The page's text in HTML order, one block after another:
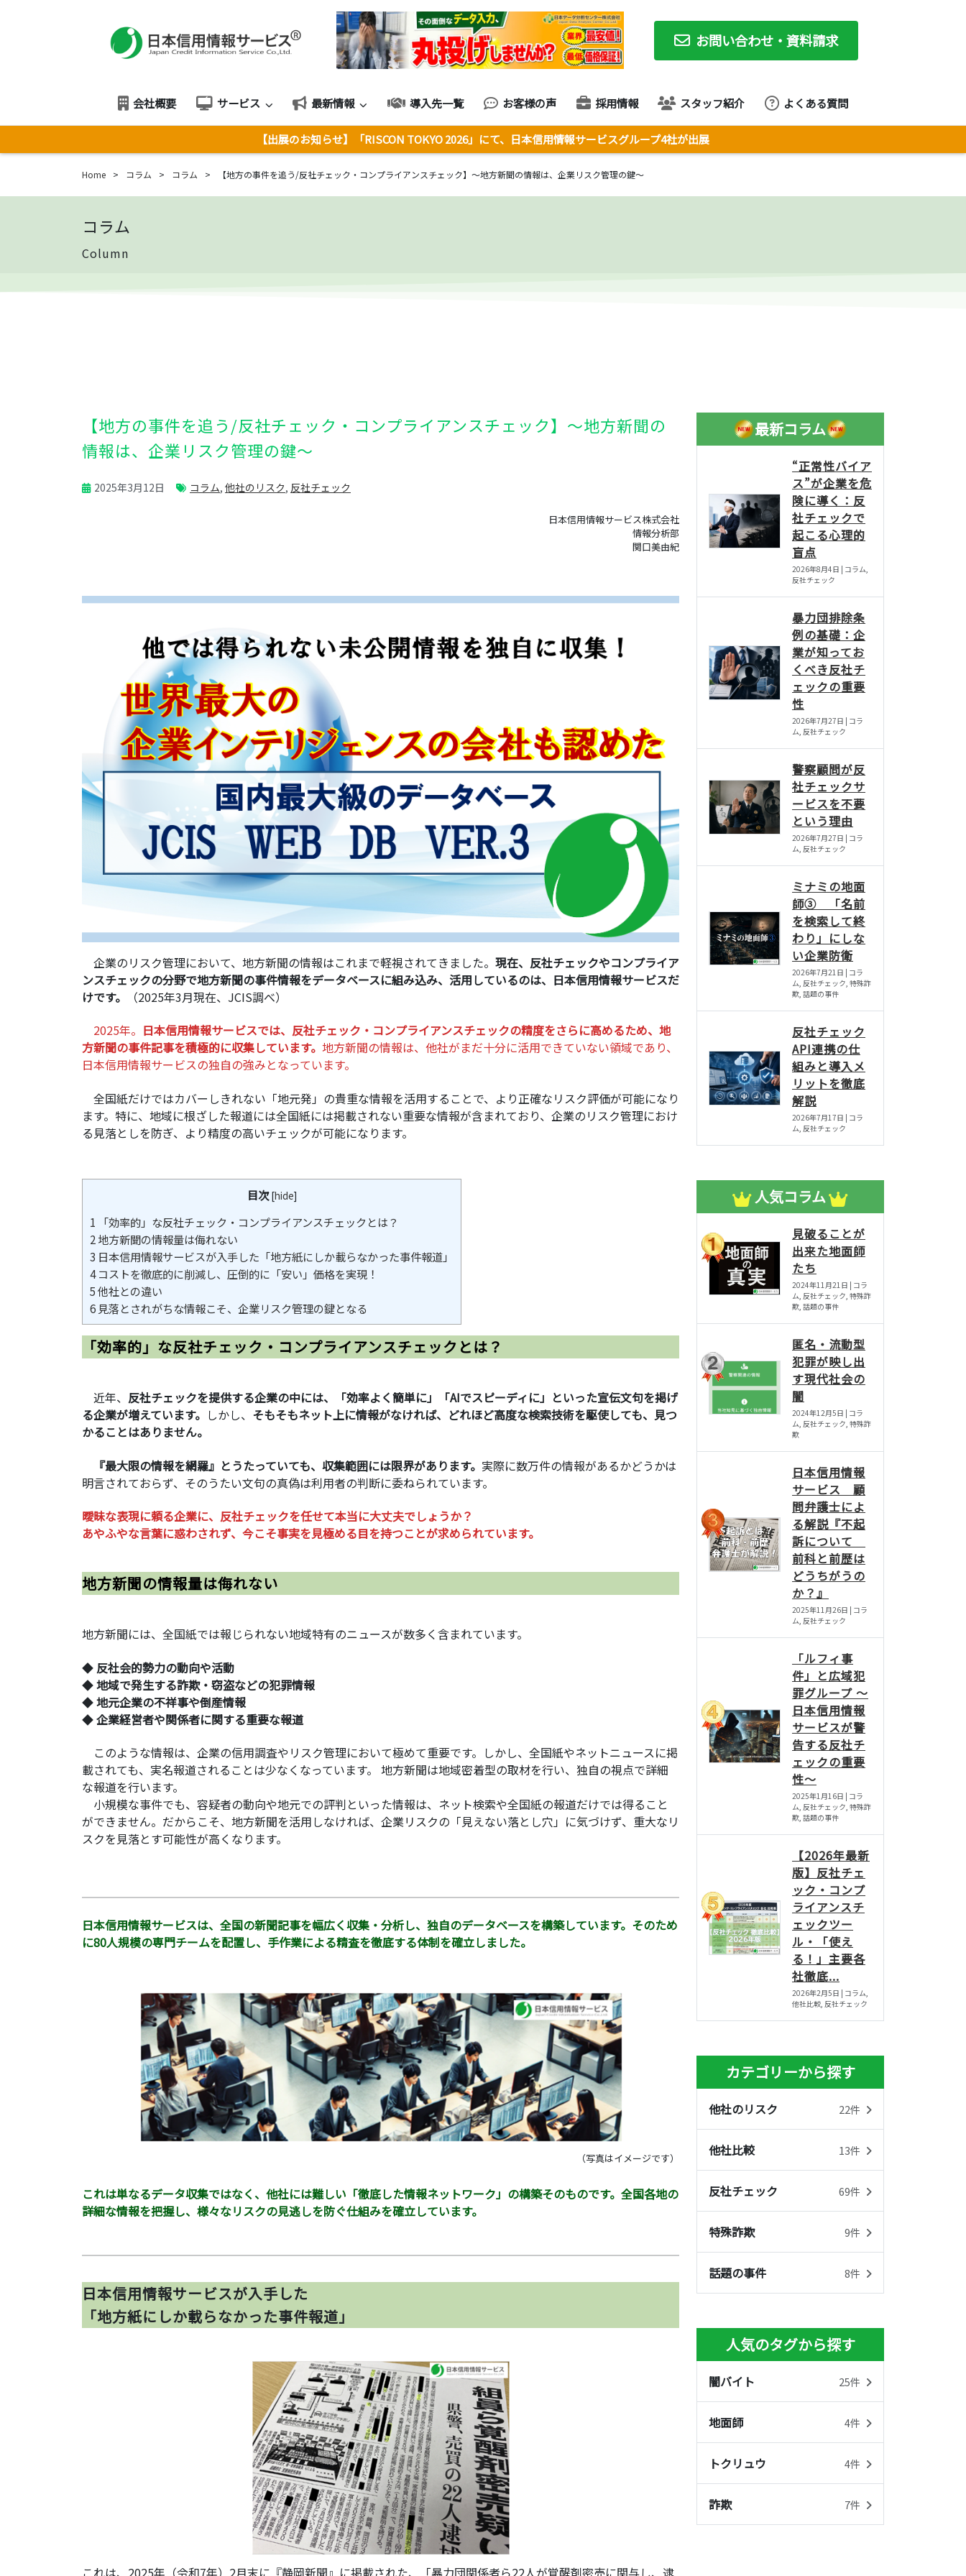
お問い合わせ・資料請求
会社概要 サービス 最新情報 導入先一覧 お客様の声 採用情報 スタッフ紹介 よくある質問
【出展のお知らせ】「RISCON TOKYO 2026」にて、日本信用情報サービスグループ4社が出展
Home > コラム > コラム > 【地方の事件を追う/反社チェック・コンプライアンスチェック】～地方新聞の情報は、企業リスク管理の鍵～
コラム
Column
【地方の事件を追う/反社チェック・コンプライアンスチェック】～地方新聞の
情報は、企業リスク管理の鍵～
2025年3月12日 コラム, 他社のリスク, 反社チェック
日本信用情報サービス株式会社
情報分析部
関口美由紀
企業のリスク管理において、地方新聞の情報はこれまで軽視されてきました。 現在、反社チェックやコンプライア
ンスチェックの分野で地方新聞の事件情報をデータベースに組み込み、活用しているのは、日本信用情報サービスだ
けです。
（2025年3月現在、JCIS調べ）
2025年。 日本信用情報サービスでは、反社チェック・コンプライアンスチェックの精度をさらに高めるため、地
方新聞の事件記事を積極的に収集しています。 地方新聞の情報は、他社がまだ十分に活用できていない領域であり、
日本信用情報サービスの独自の強みとなっています。
全国紙だけではカバーしきれない「地元発」の貴重な情報を活用することで、より正確なリスク評価が可能になり
ます。特に、地域に根ざした報道には全国紙には掲載されない重要な情報が含まれており、企業のリスク管理におけ
る見落としを防ぎ、より精度の高いチェックが可能になります。
目次 [hide]
1 「効率的」な反社チェック・コンプライアンスチェックとは？
2地方新聞の情報量は侮れない
3 日本信用情報サービスが入手した「地方紙にしか載らなかった事件報道」
4コストを徹底的に削減し、圧倒的に「安い」価格を実現！
5他社との違い
6 見落とされがちな情報こそ、企業リスク管理の鍵となる
「効率的」な反社チェック・コンプライアンスチェックとは？
近年、 反社チェックを提供する企業の中には、「効率よく簡単に」「AIでスピーディに」といった宣伝文句を掲げ
る企業が増えています。 しかし、 そもそもネット上に情報がなければ、どれほど高度な検索技術を駆使しても、見つ
かることはありません。
『最大限の情報を網羅』とうたっていても、収集範囲には限界があります。 実際に数万件の情報があるかどうかは
明言されておらず、そのうたい文句の真偽は利用者の判断に委ねられています。
曖昧な表現に頼る企業に、反社チェックを任せて本当に大丈夫でしょうか？
あやふやな言葉に惑わされず、今こそ事実を見極める目を持つことが求められています。
地方新聞の情報量は侮れない
地方新聞には、全国紙では報じられない地域特有のニュースが数多く含まれています。
◆ 反社会的勢力の動向や活動
◆地域で発生する詐欺・窃盗などの犯罪情報
◆地元企業の不祥事や倒産情報
◆企業経営者や関係者に関する重要な報道
このような情報は、企業の信用調査やリスク管理において極めて重要です。しかし、全国紙やネットニュースに掲
載されても、実名報道されることは少なくなっています。 地方新聞は地域密着型の取材を行い、独自の視点で詳細
な報道を行います。
小規模な事件でも、容疑者の動向や地元での評判といった情報は、ネット検索や全国紙の報道だけでは得ること
ができません。だからこそ、地方新聞を活用しなければ、企業リスクの「見えない落とし穴」に気づけず、重大なリ
スクを見落とす可能性が高くなります。
日本信用情報サービスは、全国の新聞記事を幅広く収集・分析し、独自のデータベースを構築しています。そのため
に80人規模の専門チームを配置し、手作業による精査を徹底する体制を確立しました。
（写真はイメージです）
これは単なるデータ収集ではなく、他社には難しい「徹底した情報ネットワーク」の構築そのものです。全国各地の
詳細な情報を把握し、様々なリスクの見逃しを防ぐ仕組みを確立しています。
日本信用情報サービスが入手した
「地方紙にしか載らなかった事件報道」
これは、2025年（令和7年）2月末に『静岡新聞』に掲載された、「暴力団関係者ら22人が覚醒剤密売に関与し、逮
最新コラム
“正常性バイア
ス”が企業を危
険に導く：反
社チェックで
起こる心理的
盲点
2026年8月4日 | コラム,
反社チェック
暴力団排除条
例の基礎：企
業が知ってお
くべき反社チ
ェックの重要
性
2026年7月27日 | コラ
ム, 反社チェック
警察顧問が反
社チェックサ
ービスを不要
という理由
2026年7月27日 | コラ
ム, 反社チェック
ミナミの地面
師③ 「名前
を検索して終
わり」にしな
い企業防衛
2026年7月21日 | コラ
ム, 反社チェック, 特殊詐
欺, 話題の事件
反社チェック
API連携の仕
組みと導入メ
リットを徹底
解説
2026年7月17日 | コラ
ム, 反社チェック
人気コラム
見破ることが
出来た地面師
たち
2024年11月21日 | コラ
ム, 反社チェック, 特殊詐
欺, 話題の事件
匿名・流動型
犯罪が映し出
す現代社会の
闇
2024年12月5日 | コラ
ム, 反社チェック, 特殊詐
欺
日本信用情報
サービス 顧
問弁護士によ
る解説『不起
訴について
前科と前歴は
どうちがうの
か？』
2025年11月26日 | コラ
ム, 反社チェック
「ルフィ事
件」と広域犯
罪グループ 〜
日本信用情報
サービスが警
告する反社チ
ェックの重要
性〜
2025年1月16日 | コラ
ム, 反社チェック, 特殊詐
欺, 話題の事件
【2026年最新
版】反社チェ
ック・コンプ
ライアンスチ
ェックツー
ル・「使え
る！」主要各
社徹底...
2026年2月5日 | コラム,
他社比較, 反社チェック
カテゴリーから探す
他社のリスク 22件
他社比較 13件
反社チェック 69件
特殊詐欺 9件
話題の事件 8件
人気のタグから探す
闇バイト 25件
地面師 4件
トクリュウ 4件
詐欺 7件